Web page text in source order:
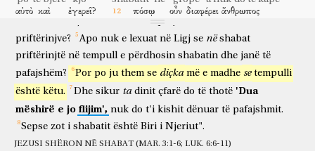
αὐτὸ καὶ ἐγερεῖ?
do të ngrejë
πόσῳ
sa shumë
οὖν
pra
διαφέρει ἄνθρωπος
προβάτου? ὥστε
kështu që
ἔξεστιν
është e lejueshme
τοῖς Σάββασιν καλῶς
ποιεῖν.
për të bërë
τότε
atëherë
λέγει
thotë
τῷ ἀνθρώπῳ,
njeriut
ἔκτεινόν
shtri
σου
tënde
τὴν
χεῖρα.
dorën
καὶ
dhe
ἐξέτεινεν,
shtriu
καὶ
dhe
ἀπεκατεστάθη,
u përtëri
ὑγιὴς
e shëndoshë
ὡς
si
ἡ
ἄλλη.
tjetra
ἐξελθόντες
kur dolën
δὲ,
dhe
οἱ Φαρισαῖοι συμβούλιον ἔλαβον
κατ’
kundër
αὐτοῦ,
atij
ὅπως
në mënyrë që
αὐτὸν
atë
ἀπολέσωσιν.
të shkatërronin
bukët e paraqitjes, që nuk ishte e lejueshme për t'i ngrënë
me përjashtim
priftërinjve?
Apo nuk e lexuat në Ligj se në shabat
priftërinjtë në tempull e përdhosin shabatin dhe janë të
pafajshëm?
Por po ju them se diçka më e madhe se tempulli
është këtu. Dhe sikur ta dinit çfarë do të thotë 'Dua
mëshirë e jo flijim', nuk do t'i kishit dënuar të pafajshmit.
Sepse zot i shabatit është Biri i Njeriut".
JEZUSI SHËRON NË SHABAT (MAR. 3:1-6; LUK. 6:6-11)